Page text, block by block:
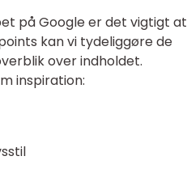
på Google er det vigtigt at
kan vi tydeliggøre de
over indholdet.
inspiration: